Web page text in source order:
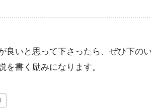
良いと思って下さったら、ぜひ下の
を書く励みになります。